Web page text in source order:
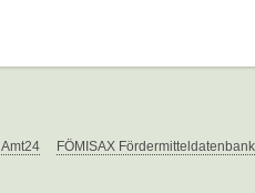
Amt24 FÖMISAX Fördermitteldatenbank